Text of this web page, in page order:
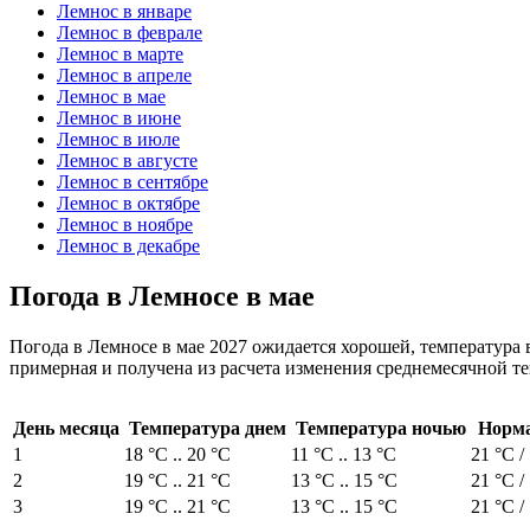
Лемнос в январе
Лемнос в феврале
Лемнос в марте
Лемнос в апреле
Лемнос в мае
Лемнос в июне
Лемнос в июле
Лемнос в августе
Лемнос в сентябре
Лемнос в октябре
Лемнос в ноябре
Лемнос в декабре
Погода в Лемносе в мае
Погода в Лемносе в мае 2027 ожидается хорошей,
примерная и получена из расчета изменения среднемесячной
День месяца Температура днем Температура ночью
1
18 °C .. 20 °C 11 °C .. 13 °C
21 °C /
2
19 °C .. 21 °C 13 °C .. 15 °C
21 °C /
3
19 °C .. 21 °C 13 °C .. 15 °C
21 °C /